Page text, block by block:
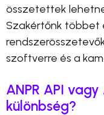
összetettek
Szakértőnk többet
szoftverre és a
ANPR API vagy
különbség?